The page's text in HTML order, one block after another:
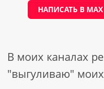
НАПИСАТЬ В МАХ
В моих каналах
"выгуливаю"